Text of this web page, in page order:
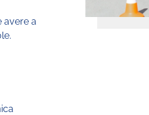
avere a